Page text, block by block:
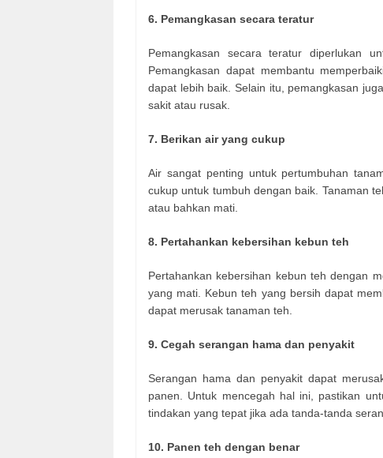
6. Pemangkasan secara teratur
Pemangkasan secara teratur diperlukan
Pemangkasan dapat membantu
dapat lebih baik. Selain itu, pemangkasan
sakit atau rusak.
7. Berikan air yang cukup
Air sangat penting untuk pertumbuhan
cukup untuk tumbuh dengan baik. Tanaman
atau bahkan mati.
8. Pertahankan kebersihan kebun teh
Pertahankan kebersihan kebun teh dengan
yang mati. Kebun teh yang bersih dapat
dapat merusak tanaman teh.
9. Cegah serangan hama dan penyakit
Serangan hama dan penyakit dapat
panen. Untuk mencegah hal ini, pastikan
tindakan yang tepat jika ada tanda-tanda
10. Panen teh dengan benar